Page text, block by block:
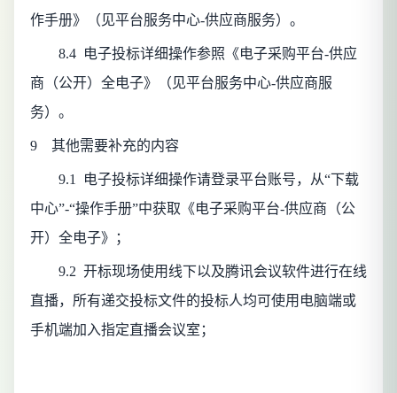
作手册》（见平台服务中心-供应商服务）。
8.4 电子投标详细操作参照《电子采购平台-供应
商（公开）全电子》（见平台服务中心-供应商服
务）。
9 其他需要补充的内容
9.1
电子投标详细操作请登录平台账号，从“下载
中心”-“操作手册”中获取《电子采购平台-供应商（公
开）全电子》；
9.2 开标现场使用线下以及腾讯会议软件进行在线
直播，所有递交投标文件的投标人均可使用电脑端或
手机端加入指定直播会议室；